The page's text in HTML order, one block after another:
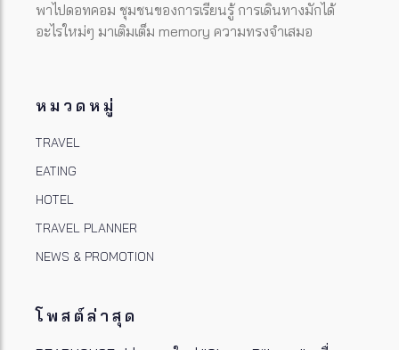
พาไปดอทคอม ชุมชนของการเรียนรู้ การเดินทางมักได้
อะไรใหม่ๆ มาเติมเต็ม memory ความทรงจำเสมอ
หมวดหมู่
TRAVEL
EATING
HOTEL
TRAVEL PLANNER
NEWS & PROMOTION
โพสต์ล่าสุด